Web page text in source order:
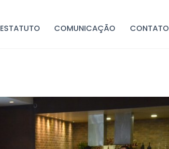
ESTATUTO COMUNICAÇÃO CONTATO